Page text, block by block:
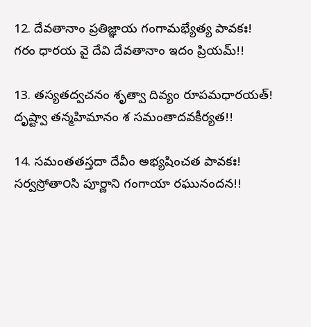
12. దేవతానాం ప్రతిజ్ఞాయ గంగామభ్యేత్య పావకః!
గర్భం ధారయ వై దేవి దేవతానాం ఇదం ప్రియమ్!!
13. తస్యతద్వచనం శృత్వా దివ్యం రూపమధారయత్!
దృష్ట్వా తన్మహిమానం శ సమంతాదవకీర్యత!!
14. సమంతతస్తదా దేవీం అభ్యషించత పావకః!
సర్వస్రోతా౦సి పూర్ణాని గంగాయా రఘునందన!!